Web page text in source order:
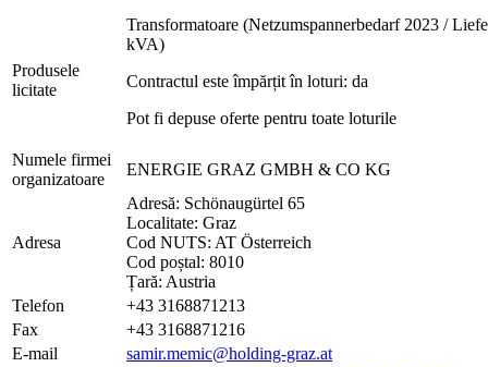
Produsele
licitate
Transformatoare (Netzumspannerbedarf 2023 /
kVA)
Contractul este împărțit în loturi: da
Pot fi depuse oferte pentru toate loturile
Numele firmei
organizatoare
ENERGIE GRAZ GMBH & CO KG
Adresa
Adresă: Schönaugürtel 65
Localitate: Graz
Cod NUTS: AT Österreich
Cod poștal: 8010
Țară: Austria
Telefon
+43 3168871213
Fax
+43 3168871216
E-mail
samir.memic@holding-graz.at